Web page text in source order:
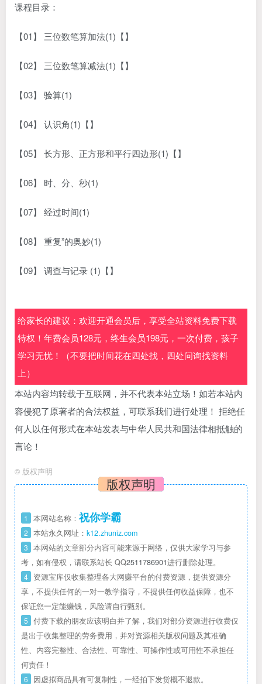
课程目录：
【01】 三位数笔算加法(1)【】
【02】 三位数笔算减法(1)【】
【03】 验算(1)
【04】 认识角(1)【】
【05】 长方形、正方形和平行四边形(1)【】
【06】 时、分、秒(1)
【07】 经过时间(1)
【08】 重复”的奥妙(1)
【09】 调查与记录 (1)【】
给家长的建议：欢迎开通会员后，享受全站资料免费下载
特权！年费会员128元，终生会员198元，一次付费，孩子
学习无忧！（不要把时间花在四处找，四处问询找资料
上）
本站内容均转载于互联网，并不代表本站立场！如若本站内
容侵犯了原著者的合法权益，可联系我们进行处理！ 拒绝任
何人以任何形式在本站发表与中华人民共和国法律相抵触的
言论！
© 版权声明
版权声明
1 本网站名称： 祝你学霸
2 本站永久网址： k12.zhuniz.com
3 本网站的文章部分内容可能来源于网络，仅供大家学习与参
考，如有侵权，请联系站长 QQ2511786901进行删除处理。
4 资源宝库仅收集整理各大网赚平台的付费资源，提供资源分
享，不提供任何的一对一教学指导，不提供任何收益保障，也不
保证您一定能赚钱，风险请自行甄别。
5 付费下载的朋友应该明白并了解，我们对部分资源进行收费仅
是出于收集整理的劳务费用，并对资源相关版权问题及其准确
性、内容完整性、合法性、可靠性、可操作性或可用性不承担任
何责任！
6 因虚拟商品具有可复制性，一经拍下发货概不退款。